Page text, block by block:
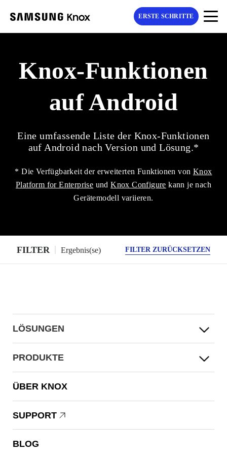
ERSTE SCHRITTE
Knox-Funktionen
auf Android
Eine umfassende Liste der Knox-Funktionen
auf Android nach Version und Lösung.*
* Die Verfügbarkeit der erweiterten Funktionen von Knox
Platform for Enterprise undKnox Configure kann je nach
Gerätemodell variieren.
FILTER Ergebnis(se) FILTER ZURÜCKSETZEN
LÖSUNGEN
PRODUKTE
ÜBER KNOX
SUPPORT
BLOG